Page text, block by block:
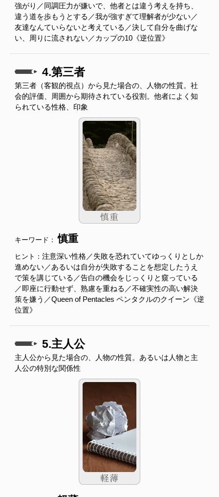
強がり／同調圧力が嫌いで、他者とは違う考えを持ち、
違う道を歩もうとする／我が強すぎて理解者が少ない／
友達なんていらないと考えている／決して自分を曲げな
い、周りに流されない／カップの10《逆位置》
4.第三者
第三者（客観的視点）から見た場合の、人物の性質。社
会的評価、周囲から期待されている役割。他者によく知
られている性格、印象
キーワード：慎重
ヒント： 注意深い性格／失敗を恐れていてゆっくりとしか
進めない／あるいは自分が失敗することを想定したうえ
で策を講じている／告白の機会をじっくりと窺っている
／即座に行動せず、熟慮を重ねる／不確実性の高い解決
策を嫌う／Queen of Pentacles ペンタクルのクイーン《逆
位置》
5.主人公
主人公から見た場合の、人物の性質。あるいは人物と主
人公の特別な関係性